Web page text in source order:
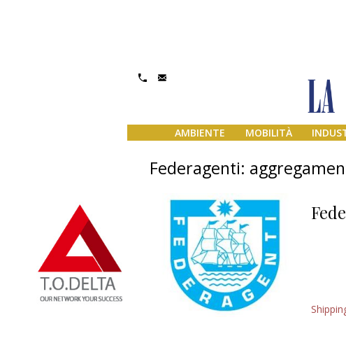
AMBIENTE MOBILITÀ
Federagenti: